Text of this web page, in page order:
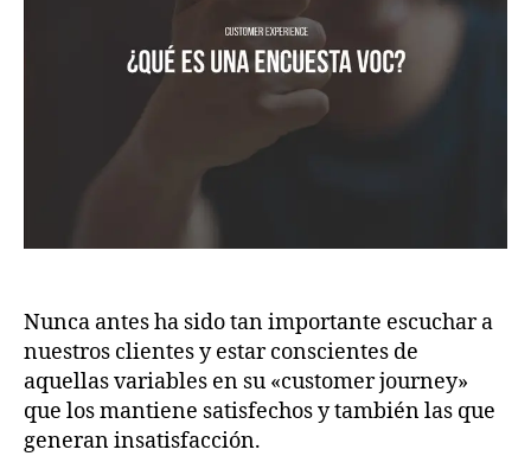
Nunca antes ha sido tan importante escuchar a
nuestros clientes y estar conscientes de
aquellas variables en su «customer journey»
que los mantiene satisfechos y también las que
generan insatisfacción.